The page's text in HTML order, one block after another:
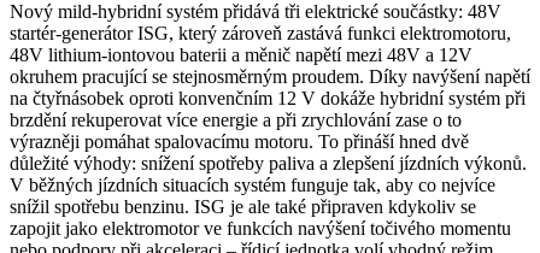
Nový mild-hybridní systém přidává tři elektrické součástky: 48V
startér-generátor ISG, který zároveň zastává funkci elektromotoru,
48V lithium-iontovou baterii a měnič napětí mezi 48V a 12V
okruhem pracující se stejnosměrným proudem. Díky navýšení napětí
na čtyřnásobek oproti konvenčním 12 V dokáže hybridní systém při
brzdění rekuperovat více energie a při zrychlování zase o to
výrazněji pomáhat spalovacímu motoru. To přináší hned dvě
důležité výhody: snížení spotřeby paliva a zlepšení jízdních výkonů.
V běžných jízdních situacích systém funguje tak, aby co nejvíce
snížil spotřebu benzinu. ISG je ale také připraven kdykoliv se
zapojit jako elektromotor ve funkcích navýšení točivého momentu